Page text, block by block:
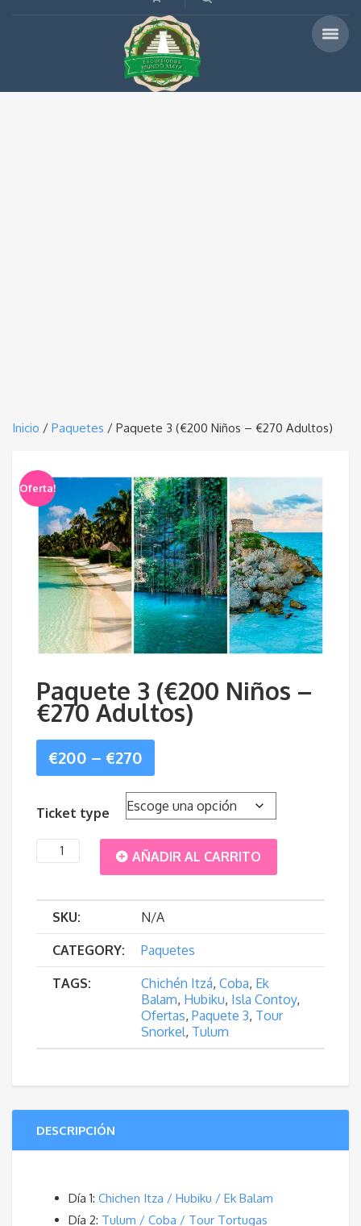
Inicio / Paquetes / Paquete 3 (€200 Niños – €270 Adultos)
Oferta!
Paquete 3 (€200 Niños –
€270 Adultos)
€200 – €270
range:
through
€270
Ticket type
Paquete
Niños
cantidad
AÑADIR AL CARRITO
SKU: N/A
CATEGORY: Paquetes
TAGS: Chichén Itzá, Coba, Ek
Balam, Hubiku, Isla Contoy,
Ofertas, Paquete 3, Tour
Snorkel, Tulum
DESCRIPCIÓN
Día 1: Chichen Itza / Hubiku / Ek Balam
Día 2: Tulum / Coba / Tour Tortugas